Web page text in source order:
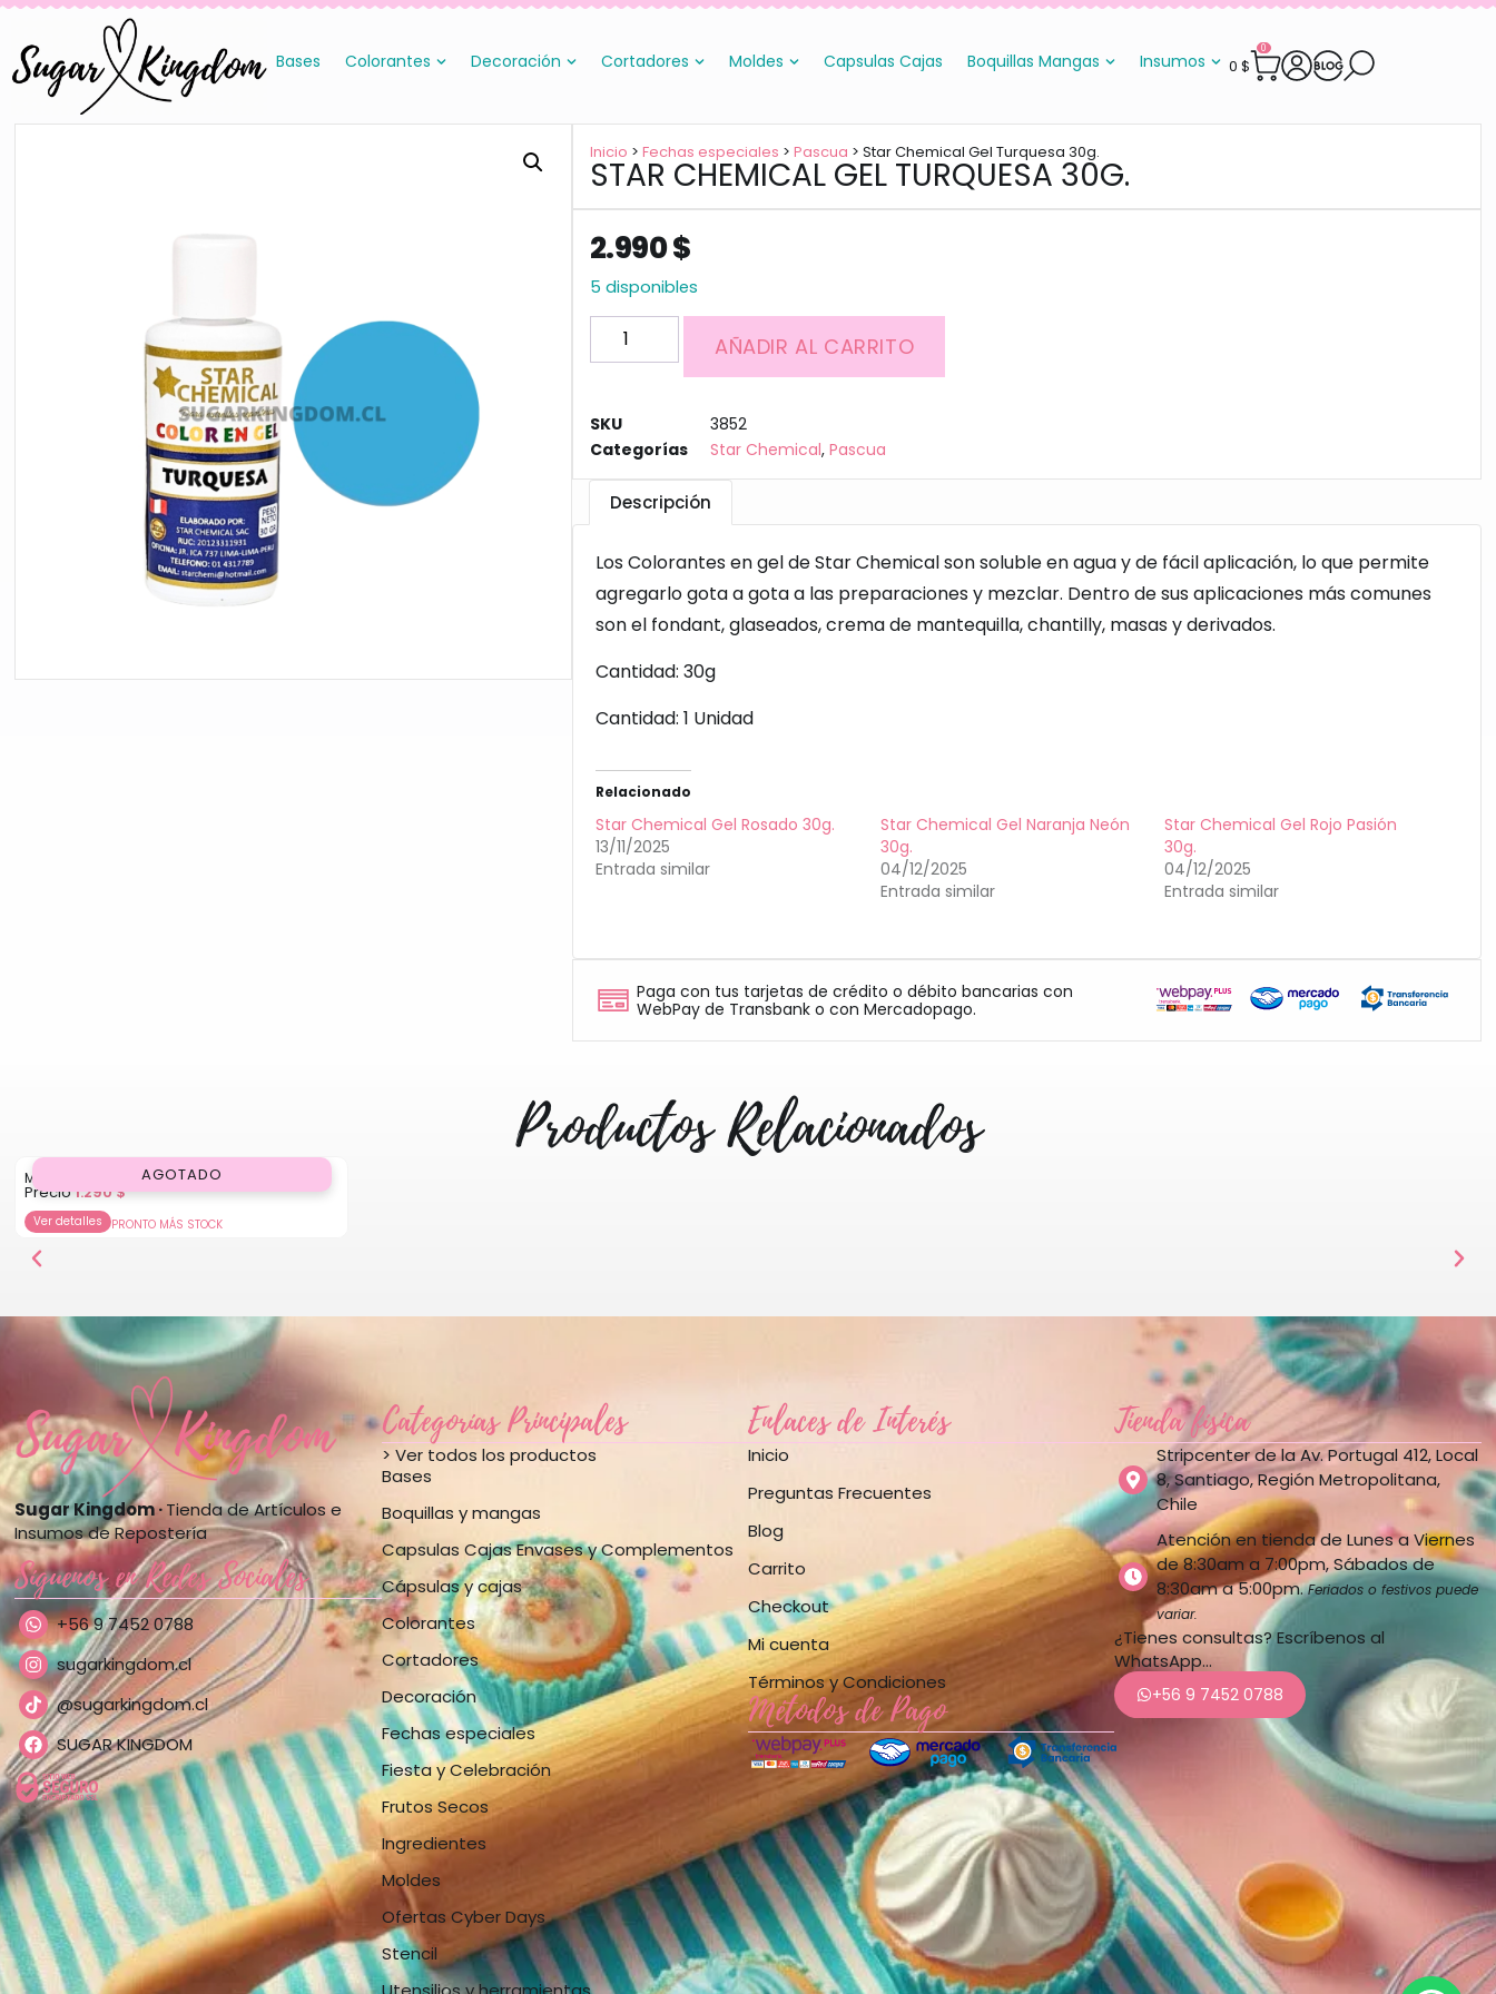
Bases Colorantes Decoración Cortadores Moldes Capsulas Cajas Boquillas Mangas Insumos 0 $
0
Inicio > Fechas especiales > Pascua > Star Chemical Gel Turquesa 30g.
STAR CHEMICAL GEL TURQUESA 30G.
2.990$
5 disponibles
AÑADIR AL CARRITO
SKU
3852
Categorías
Star Chemical, Pascua
Descripción
Los Colorantes en gel de Star Chemical son soluble en agua y de fácil aplicación, lo que permite
agregarlo gota a gota a las preparaciones y mezclar. Dentro de sus aplicaciones más comunes
son el fondant, glaseados, crema de mantequilla, chantilly, masas y derivados.
Cantidad: 30g
Cantidad: 1 Unidad
Relacionado
Star Chemical Gel Rosado 30g.
13/11/2025
Entrada similar
Star Chemical Gel Naranja Neón
30g.
04/12/2025
Entrada similar
Star Chemical Gel Rojo Pasión
30g.
04/12/2025
Entrada similar
Paga con tus tarjetas de crédito o débito bancarias con
WebPay de Transbank o con Mercadopago.
Productos Relacionados
AGOTADO
Molde Plástico para Chocolate 16 Huevos
Precio1.290$
Ver detalles PRONTO MÁS STOCK
Sugar Kingdom ·Tienda de Artículos e
Insumos de Repostería
Síguenos en Redes Sociales
+56 9 7452 0788
sugarkingdom.cl
@sugarkingdom.cl
SUGAR KINGDOM
Categorías Principales
> Ver todos los productos
Bases
Boquillas y mangas
Capsulas Cajas Envases y Complementos
Cápsulas y cajas
Colorantes
Cortadores
Decoración
Fechas especiales
Fiesta y Celebración
Frutos Secos
Ingredientes
Moldes
Ofertas Cyber Days
Stencil
Enlaces de Interés
Inicio
Preguntas Frecuentes
Blog
Carrito
Checkout
Mi cuenta
Términos y Condiciones
Métodos de Pago
Tienda física
Stripcenter de la Av. Portugal 412, Local
8, Santiago, Región Metropolitana,
Chile
Atención en tienda de Lunes a Viernes
de 8:30am a 7:00pm, Sábados de
8:30am a 5:00pm.Feriados o festivos puede
variar.
¿Tienes consultas? Escríbenos al
WhatsApp…
+56 9 7452 0788